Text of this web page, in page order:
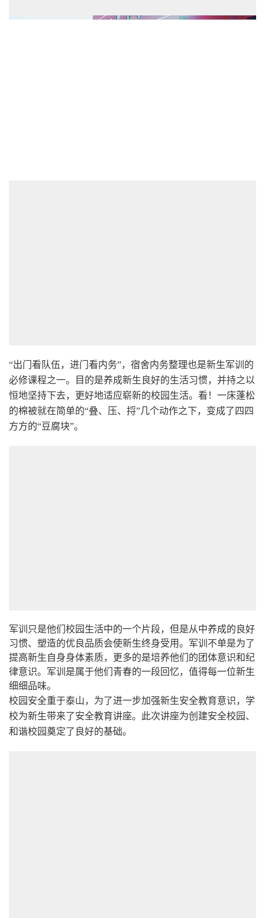
“出门看队伍，进门看内务”，宿舍内务整理也是新生军训的
必修课程之一。目的是养成新生良好的生活习惯，并持之以
恒地坚持下去，更好地适应崭新的校园生活。看！一床蓬松
的棉被就在简单的“叠、压、捋”几个动作之下，变成了四四
方方的“豆腐块”。
军训只是他们校园生活中的一个片段，但是从中养成的良好
习惯、塑造的优良品质会使新生终身受用。军训不单是为了
提高新生自身身体素质，更多的是培养他们的团体意识和纪
律意识。军训是属于他们青春的一段回忆，值得每一位新生
细细品味。
校园安全重于泰山，为了进一步加强新生安全教育意识，学
校为新生带来了安全教育讲座。此次讲座为创建安全校园、
和谐校园奠定了良好的基础。